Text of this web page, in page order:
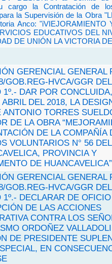
cargo la Contratación de
la Supervisión de la Obra
Anco: "iVIEJORAMIENTO
EDUCATIVOS DEL
DE UNIÓN LA VICTORIA
GERENCIAL GENERAL
GOB.REG-HVCA/GGR
1º.- DAR POR
ABRIL DEL 2018, LA
ANTONIO TORRES
DE LA OBRA
DE LA COMPAÑÍA
VOLUNTARIOS N° 56
PROVINCIA Y
DE
GERENCIAL GENERAL
GOB.REG-HVCA/GGR
1º.- DECLARAR DE
DE LAS ACCIONES
CONTRA LOS
ORDOÑEZ
DE PRESIDENTE
EN